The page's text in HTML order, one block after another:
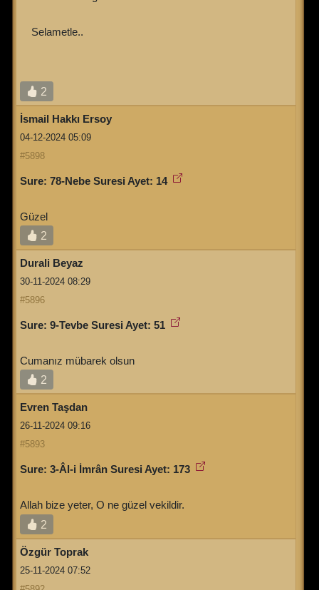
Selametle..
2
İsmail Hakkı Ersoy
04-12-2024 05:09
#5898
Sure: 78-Nebe Suresi Ayet: 14
Güzel
2
Durali Beyaz
30-11-2024 08:29
#5896
Sure: 9-Tevbe Suresi Ayet: 51
Cumanız mübarek olsun
2
Evren Taşdan
26-11-2024 09:16
#5893
Sure: 3-Âl-i İmrân Suresi Ayet: 173
Allah bize yeter, O ne güzel vekildir.
2
Özgür Toprak
25-11-2024 07:52